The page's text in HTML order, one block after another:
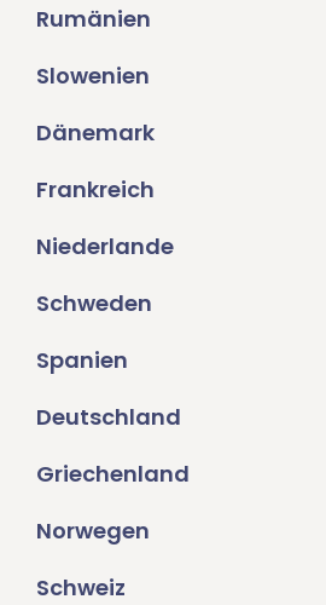
Rumänien
Slowenien
Dänemark
Frankreich
Niederlande
Schweden
Spanien
Deutschland
Griechenland
Norwegen
Schweiz